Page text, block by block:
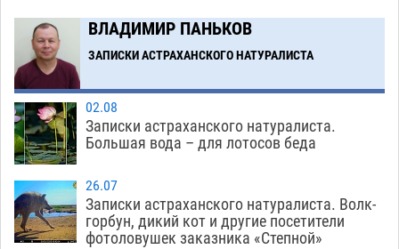
18:57
В Астрахани впервые открыли смену по
теории игр
ВЛАДИМИР ПАНЬКОВ
ЗАПИСКИ АСТРАХАНСКОГО НАТУРАЛИСТА
02.08
Записки астраханского натуралиста.
Большая вода – для лотосов беда
26.07
Записки астраханского натуралиста. Волк-
горбун, дикий кот и другие посетители
фотоловушек заказника «Степной»